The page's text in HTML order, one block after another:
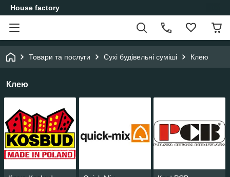
House factory
Товари та послуги Сухі будівельні суміші Клею
Клею